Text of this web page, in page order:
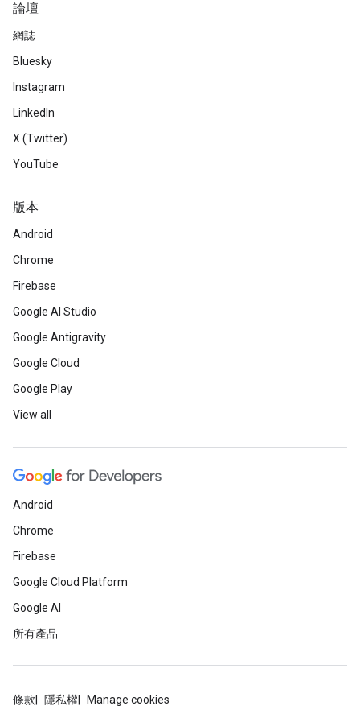
論壇
網誌
Bluesky
Instagram
LinkedIn
X (Twitter)
YouTube
版本
Android
Chrome
Firebase
Google AI Studio
Google Antigravity
Google Cloud
Google Play
View all
Android
Chrome
Firebase
Google Cloud Platform
Google AI
所有產品
條款 隱私權 Manage cookies